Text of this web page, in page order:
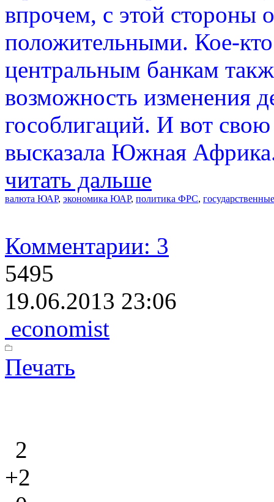
впрочем, с этой стороны
положительными. Кое-
центральным банкам
возможность изменения
гособлигаций. И вот
высказала Южная
читать дальше
валюта ЮАР, экономика ЮАР, политика ФРС,
Комментарии: 3
5495
19.06.2013 23:06
economist
Печать
2
+2